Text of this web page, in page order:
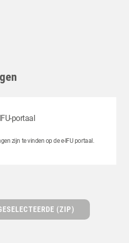
portaal
zijn te vinden op de e-IFU portaal.
(ZIP)